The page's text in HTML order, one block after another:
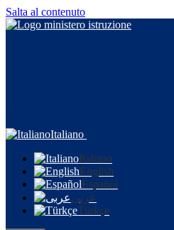
Salta al contenuto
Italiano
Italiano
English
Español
عربى
Türkçe